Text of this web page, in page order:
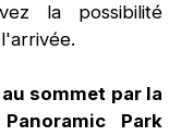
la possibilité
sommet par la
Park